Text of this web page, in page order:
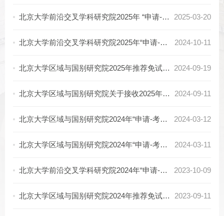
2025-03-20
北京大学前沿交叉学科研究院2025年 “申请-考核制”博士研究生复试名单及复试安排
2024-10-11
北京大学前沿交叉学科研究院2025年“申请-考核制”博士研究生招生说明
2024-09-19
北京大学区域与国别研究院2025年推荐免试研究生复试安排及复试名单
2024-09-11
北京大学区域与国别研究院关于接收2025年推荐免试（直博）研究生的说明
2024-03-12
北京大学区域与国别研究院2024年“申请-考核制”博士研究生复试面试名单
2024-03-11
北京大学区域与国别研究院2024年“申请-考核制”博士研究生复试名单及复试安排
2023-10-09
北京大学前沿交叉学科研究院2024年“申请-考核制”博士研究生招生说明
2023-09-11
北京大学区域与国别研究院2024年推荐免试研究生复试安排及复试名单